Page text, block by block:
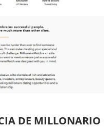
DE MILLONARIO